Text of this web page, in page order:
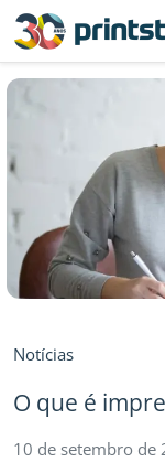
Notícias
O que é
10 de setembro de